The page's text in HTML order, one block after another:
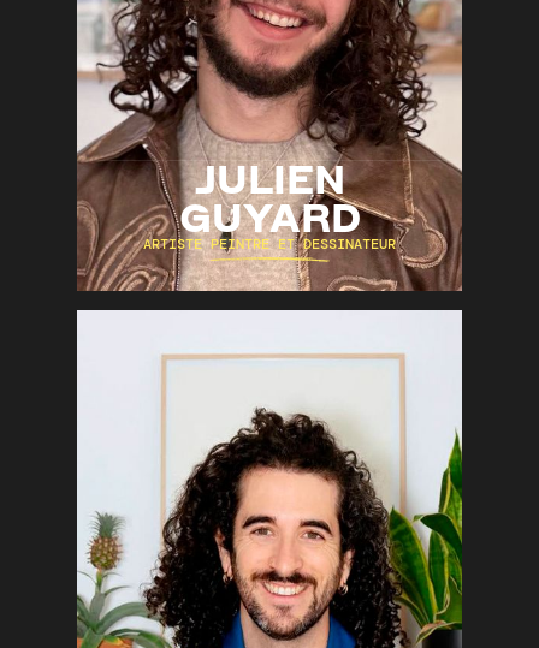
JULIEN
GUYARD
ARTISTE PEINTRE ET DESSINATEUR
Aquarelle
Peinture acrylique